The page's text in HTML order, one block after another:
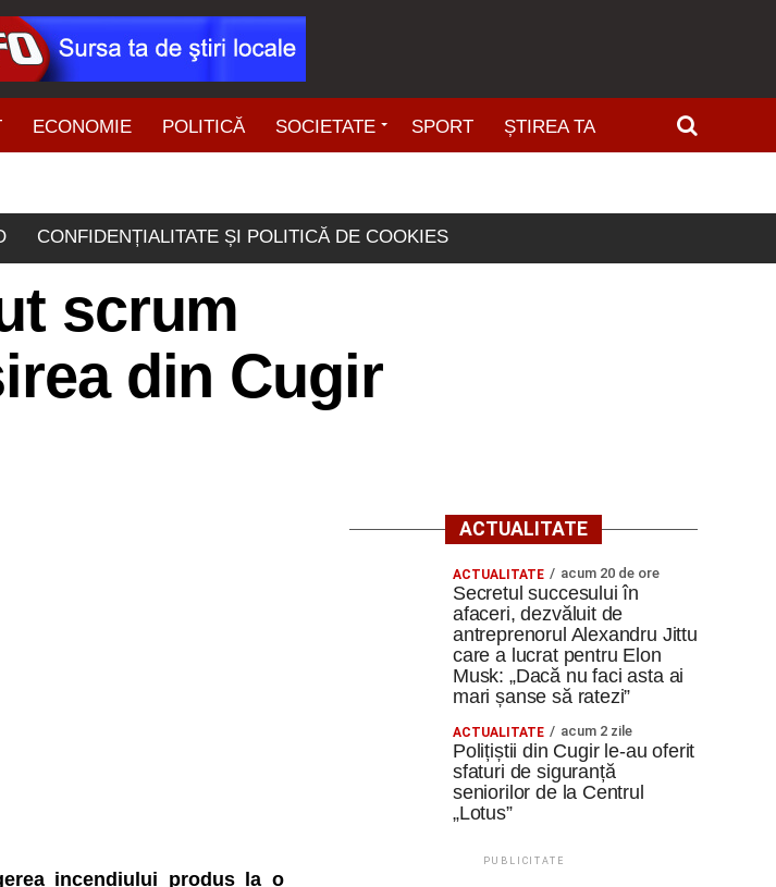
ECONOMIE POLITICĂ SOCIETATE SPORT ȘTIREA TA
CONFIDENȚIALITATE ȘI POLITICĂ DE COOKIES
scrum
din Cugir
incendiului produs la o
ACTUALITATE
ACTUALITATE acum 20 de ore
Secretul succesului în
afaceri, dezvăluit de
antreprenorul Alexandru Jittu
care a lucrat pentru Elon
Musk: „Dacă nu faci asta ai
mari șanse să ratezi”
ACTUALITATE acum 2 zile
Polițiștii din Cugir le-au oferit
sfaturi de siguranță
seniorilor de la Centrul
„Lotus”
PUBLICITATE